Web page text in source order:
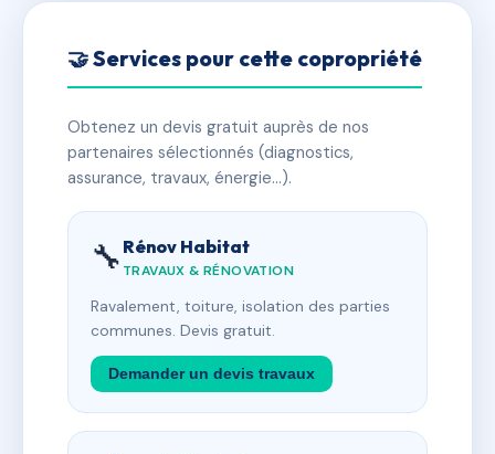
🤝 Services pour cette copropriété
Obtenez un devis gratuit auprès de nos
partenaires sélectionnés (diagnostics,
assurance, travaux, énergie…).
🔧 Rénov Habitat
TRAVAUX & RÉNOVATION
Ravalement, toiture, isolation des parties
communes. Devis gratuit.
Demander un devis travaux